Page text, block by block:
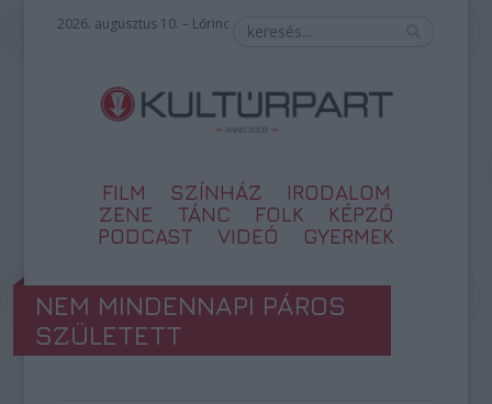
2026. augusztus 10. – Lőrinc
FILM SZÍNHÁZ
IRODALOM
ZENE
TÁNC FOLK
KÉPZŐ
PODCAST
VIDEÓ GYERMEK
NEM MINDENNAPI PÁROS
SZÜLETETT